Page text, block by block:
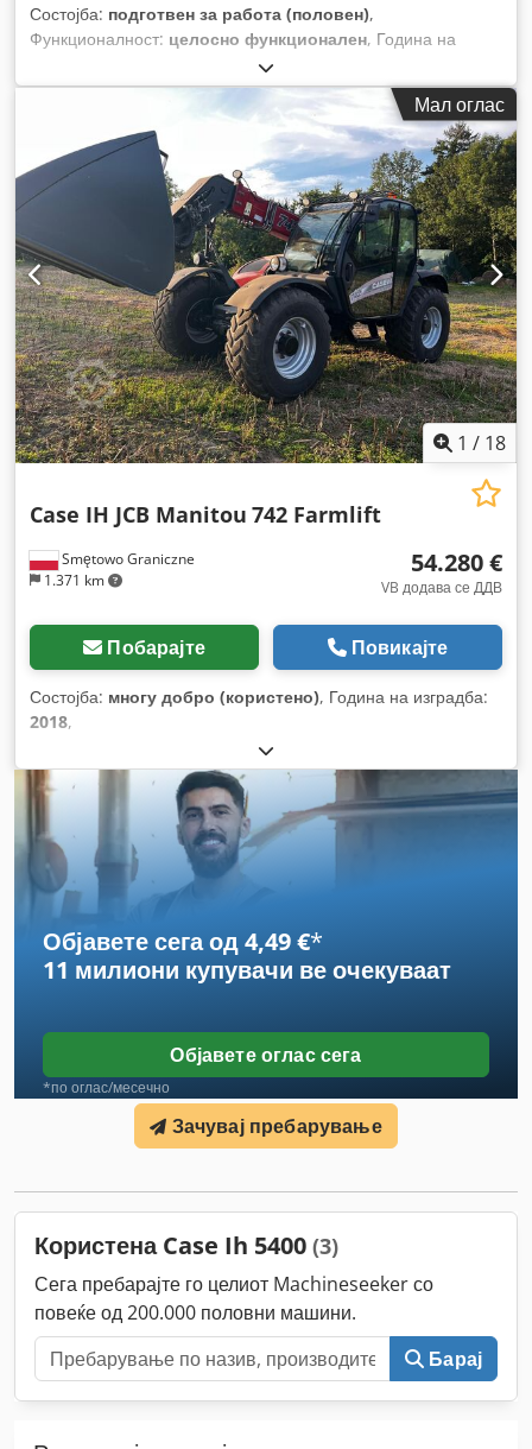
Состојба: подготвен за работа (половен),
Функционалност: целосно функционален, Година на
, работни часови:
(497,62 коњски сили), тип на гориво:дизел, максимална
, прва регистрација:
, следен
преглед (TÜV):07/2026 , димензија на задна гума:500/85
R24, број на машина/возило:YHG233775, Опрема:кабина,
клима уред, косачка за силовина, осветлување,
приклучок за приколка,
Мал оглас
1 / 18
Smętowo Graniczne
1.371 km
Case IH JCB Manitou 742 Farmlift
54.280 €
VB додава се ДДВ
Побарајте Повикајте
Состојба: многу добро (користено), Година на изградба:
2018,
Објавете сега од 4,49 €*
11 милиони купувачи ве очекуваат
Објавете оглас сега
*по оглас/месечно
Зачувај пребарување
Користена Case Ih 5400 (3)
Сега пребарајте го целиот Machineseeker со
повеќе од 200.000 половни машини.
Барај